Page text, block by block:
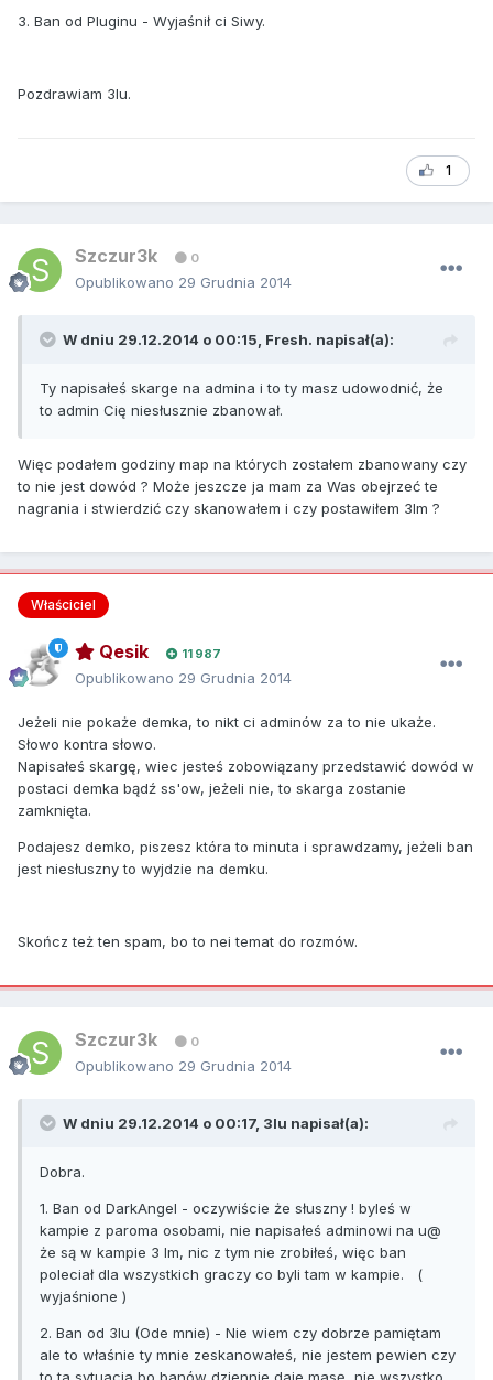
3. Ban od Pluginu - Wyjaśnił ci Siwy.
Pozdrawiam 3lu.
1
Szczur3k 0
Opublikowano 29 Grudnia 2014
W dniu 29.12.2014 o 00:15, Fresh. napisał(a):
Ty napisałeś skarge na admina i to ty masz udowodnić, że
to admin Cię niesłusznie zbanował.
Więc podałem godziny map na których zostałem zbanowany czy
to nie jest dowód ? Może jeszcze ja mam za Was obejrzeć te
nagrania i stwierdzić czy skanowałem i czy postawiłem 3lm ?
Właściciel
Qesik 11 987
Opublikowano 29 Grudnia 2014
Jeżeli nie pokaże demka, to nikt ci adminów za to nie ukaże.
Słowo kontra słowo.
Napisałeś skargę, wiec jesteś zobowiązany przedstawić dowód w
postaci demka bądź ss'ow, jeżeli nie, to skarga zostanie
zamknięta.
Podajesz demko, piszesz która to minuta i sprawdzamy, jeżeli ban
jest niesłuszny to wyjdzie na demku.
Skończ też ten spam, bo to nei temat do rozmów.
Szczur3k 0
Opublikowano 29 Grudnia 2014
W dniu 29.12.2014 o 00:17, 3lu napisał(a):
Dobra.
1. Ban od DarkAngel - oczywiście że słuszny ! byleś w
kampie z paroma osobami, nie napisałeś adminowi na u@
że są w kampie 3 lm, nic z tym nie zrobiłeś, więc ban
poleciał dla wszystkich graczy co byli tam w kampie. (
wyjaśnione )
2. Ban od 3lu (Ode mnie) - Nie wiem czy dobrze pamiętam
ale to właśnie ty mnie zeskanowałeś, nie jestem pewien czy
to ta sytuacja bo banów dziennie daje masę, nie wszystko